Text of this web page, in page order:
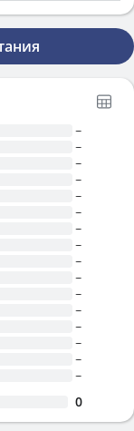
~
~
~
~
~
~
~
~
~
~
~
~
~
~
~
~
0